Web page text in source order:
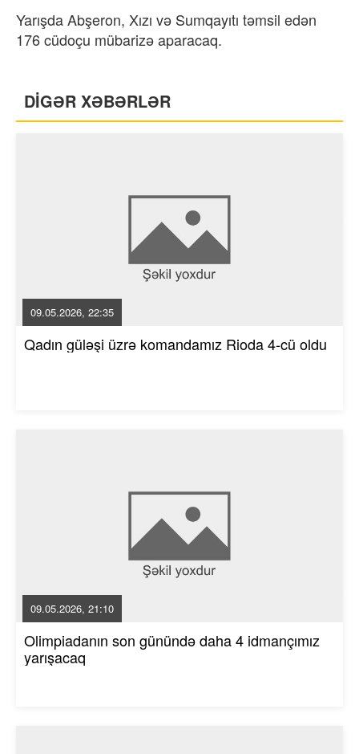
Yarışda Abşeron, Xızı və Sumqayıtı təmsil edən
176 cüdoçu mübarizə aparacaq.
DİGƏR XƏBƏRLƏR
09.05.2026, 22:35
Qadın güləşi üzrə komandamız Rioda 4-cü oldu
09.05.2026, 21:10
Olimpiadanın son günündə daha 4 idmançımız
yarışacaq